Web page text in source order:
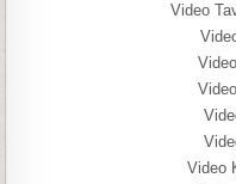
Video
Video